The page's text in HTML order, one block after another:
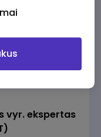
vyr. ekspertas